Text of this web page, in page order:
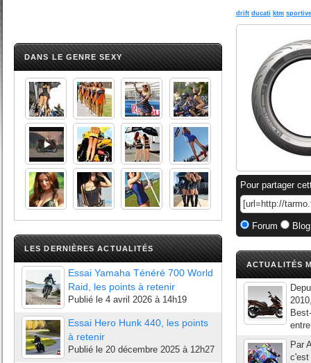
DANS LE GENRE SEXY
LES DERNIÈRES ACTUALITÉS
Essai Yamaha Ténéré 700 World
Raid, les points à retenir
Publié le 4 avril 2026 à 14h19
Essai Hero Hunk 440, les points
à retenir
Publié le 20 décembre 2025 à 12h27
drift ducati ktm sportive
Pour partager
Forum
ACTUALITÉS
Par
c'est